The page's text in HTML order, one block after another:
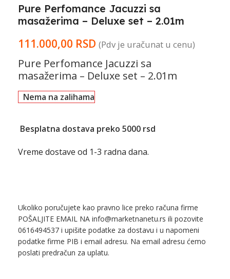
Pure Perfomance Jacuzzi sa
masažerima – Deluxe set – 2.01m
111.000,00 RSD (Pdv je uračunat u cenu)
Pure Perfomance Jacuzzi sa
masažerima – Deluxe set – 2.01m
Nema na zalihama
Besplatna dostava preko 5000 rsd
Vreme dostave od 1-3 radna dana.
Ukoliko poručujete kao pravno lice preko računa firme
POŠALJITE EMAIL NA info@marketnanetu.rs ili pozovite
0616494537 i upišite podatke za dostavu i u napomeni
podatke firme PIB i email adresu. Na email adresu ćemo
poslati predračun za uplatu.